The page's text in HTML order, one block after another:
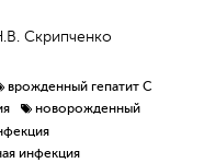
Скрипченко
врожденный гепатит С
новорожденный
инфекция